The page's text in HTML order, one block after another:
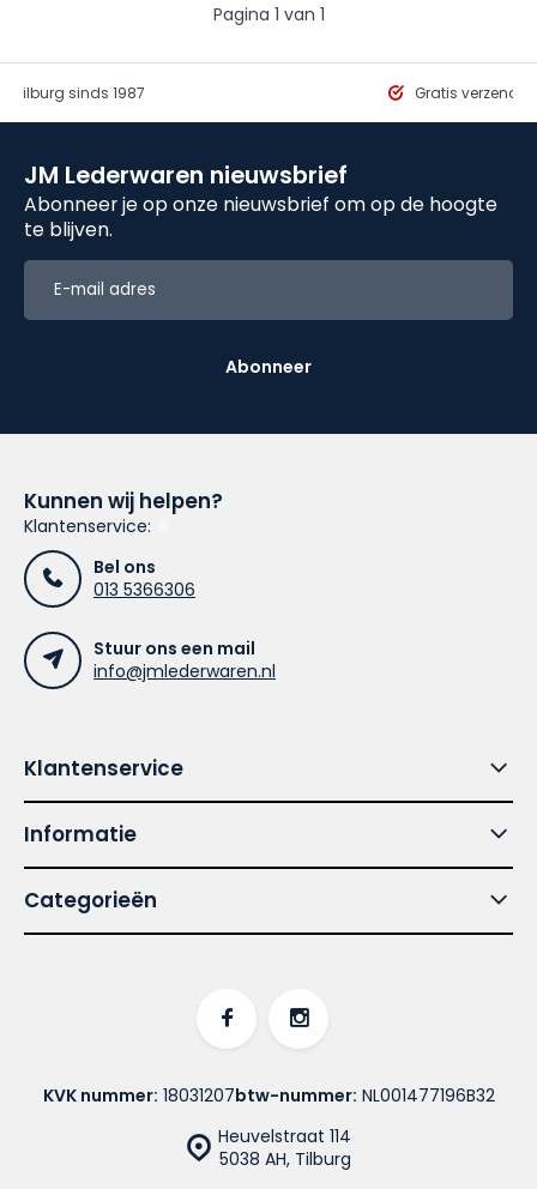
Pagina 1 van 1
Tilburg sinds 1987 Gratis
JM Lederwaren nieuwsbrief
Abonneer je op onze nieuwsbrief om op de hoogte
te blijven.
Abonneer
Kunnen wij helpen?
Klantenservice:
Bel ons
013 5366306
Stuur ons een mail
info@jmlederwaren.nl
Klantenservice
Informatie
Categorieën
Heuvelstraat 114
5038 AH, Tilburg
KVK nummer: 18031207btw-nummer: NL001477196B32